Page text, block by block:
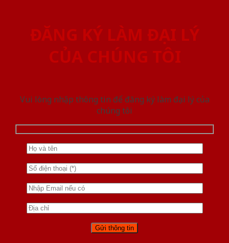
ĐĂNG KÝ LÀM ĐẠI LÝ
CỦA CHÚNG TÔI
Vui lòng nhập thông tin để đăng ký làm đại lý của
chúng tôi